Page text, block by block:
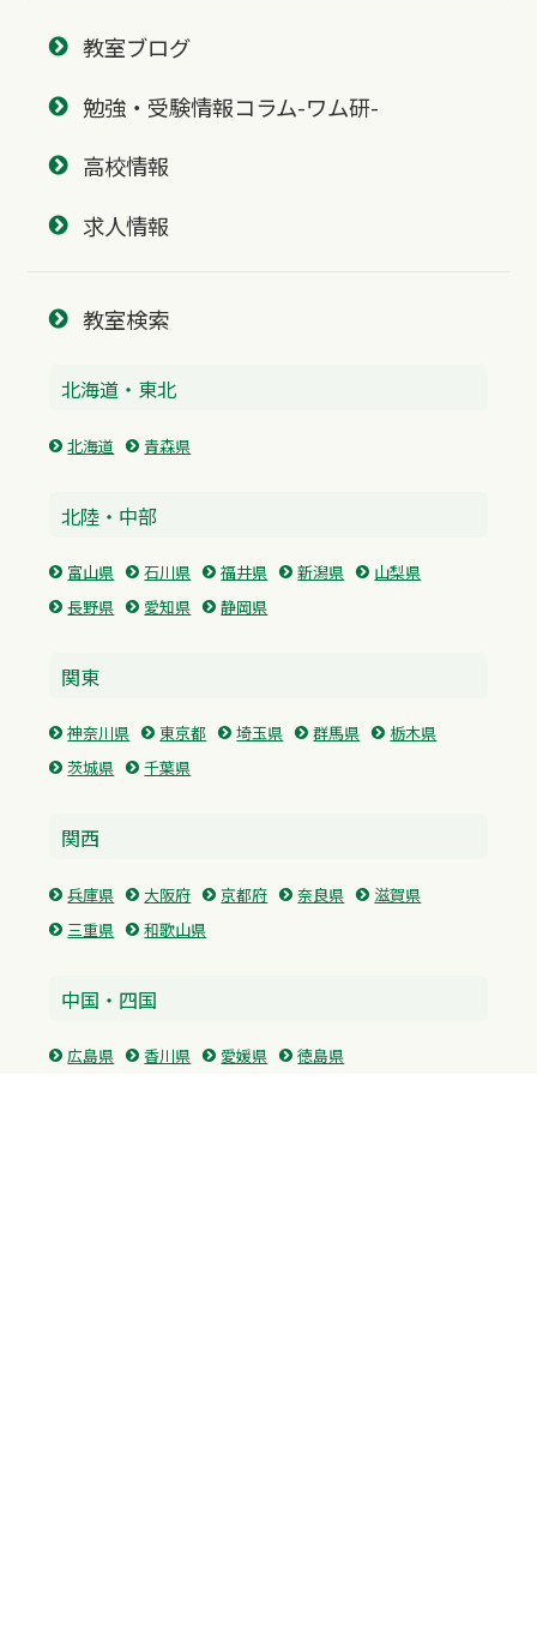
教室ブログ
勉強・受験情報コラム-ワム研-
高校情報
求人情報
教室検索
北海道・東北
北海道 青森県
北陸・中部
富山県 石川県 福井県 新潟県
山梨県
長野県
愛知県 静岡県
関東
神奈川県 東京都 埼玉県 群馬県
栃木県
茨城県
千葉県
関西
兵庫県 大阪府 京都府 奈良県
滋賀県
三重県
和歌山県
中国・四国
広島県 香川県 愛媛県 徳島県